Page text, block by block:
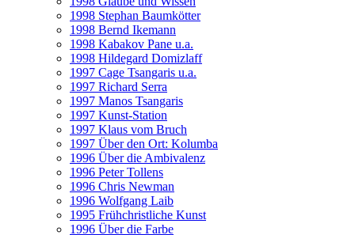
1998 Stephan Baumkötter
1998 Bernd Ikemann
1998 Kabakov Pane u.a.
1998 Hildegard Domizlaff
1997 Cage Tsangaris u.a.
1997 Richard Serra
1997 Manos Tsangaris
1997 Kunst-Station
1997 Klaus vom Bruch
1997 Über den Ort: Kolumba
1996 Über die Ambivalenz
1996 Peter Tollens
1996 Chris Newman
1996 Wolfgang Laib
1995 Frühchristliche Kunst
1996 Über die Farbe